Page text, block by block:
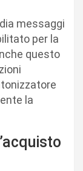
messaggi
per la
questo
la